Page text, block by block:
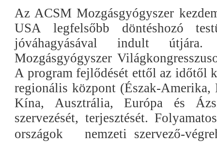
Az ACSM Mozgásgyógyszer
USA legfelsőbb döntéshozó
jóváhagyásával indult
Mozgásgyógyszer
A program fejlődését ettől az időtől
regionális központ (Észak-
Kína, Ausztrália, Európa és
szervezését, terjesztését.
országok
nemzeti szervező-